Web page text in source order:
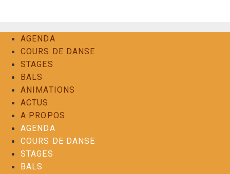
AGENDA
COURS DE DANSE
STAGES
BALS
ANIMATIONS
ACTUS
A PROPOS
AGENDA
COURS DE DANSE
STAGES
BALS